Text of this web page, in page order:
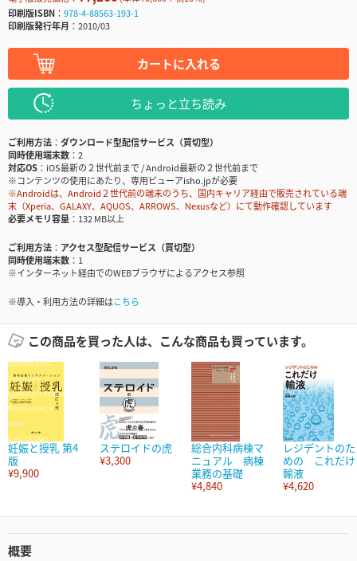
印刷版ISBN
978-4-88563-193-1
印刷版発行年月
2010/03
カートに入れる
ちょっと立ち読み
ご利用方法
ダウンロード型配信サービス（買切型）
同時使用端末数
2
対応OS
iOS最新の２世代前まで / Android最新の２世代前まで
※コンテンツの使用にあたり、専用ビューアisho.jpが必要
※Androidは、Android２世代前の端末のうち、国内キャリア経由で販売されている端
末（Xperia、GALAXY、AQUOS、ARROWS、Nexusなど）にて動作確認しています
必要メモリ容量
132 MB以上
ご利用方法
アクセス型配信サービス（買切型）
同時使用端末数
1
※インターネット経由でのWEBブラウザによるアクセス参照
※導入・利用方法の詳細はこちら
この商品を買った人は、こんな商品も買っています。
妊娠と授乳 第4
版
¥9,900
ステロイドの虎
¥3,300
総合内科病棟マ
ニュアル 病棟
業務の基礎
¥4,840
レジデントのた
めの これだけ
輸液
¥4,620
概要